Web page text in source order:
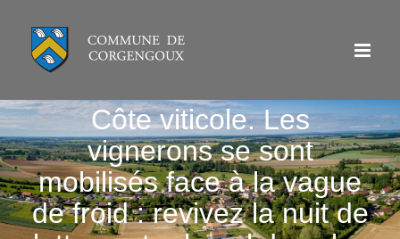
contenu
Côte viticole. Les
vignerons se sont
mobilisés face à la vague
de froid : revivez la nuit de